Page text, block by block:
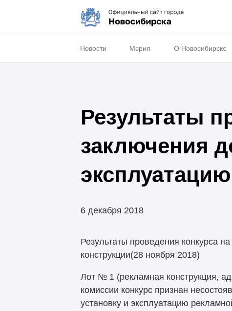
Новости Мэрия О Новосибирске
Результаты
заключения
6 декабря 2018
Результаты проведения конкурса
конструкции(28 ноября 2018)
Лот № 1 (рекламная конструкция,
комиссии конкурс признан
установку и эксплуатацию